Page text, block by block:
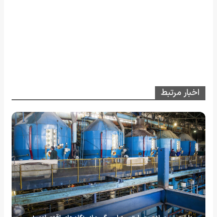
اخبار مرتبط